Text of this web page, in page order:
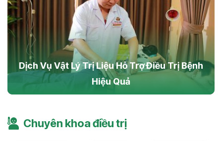
Dịch Vụ Vật Lý Trị Liệu Hỗ Trợ Điều Trị Bệnh
Hiệu Quả
Chuyên khoa điều trị